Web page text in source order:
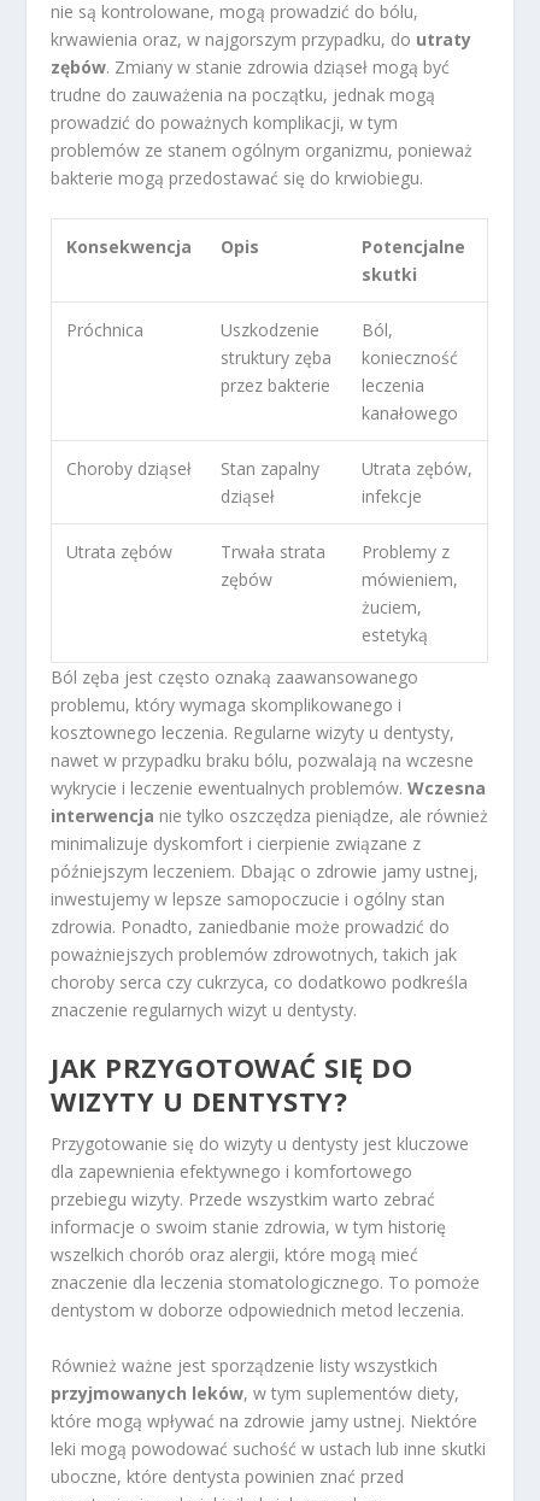
nie są kontrolowane, mogą prowadzić do bólu,
krwawienia oraz, w najgorszym przypadku, do utraty
zębów. Zmiany w stanie zdrowia dziąseł mogą być
trudne do zauważenia na początku, jednak mogą
prowadzić do poważnych komplikacji, w tym
problemów ze stanem ogólnym organizmu, ponieważ
bakterie mogą przedostawać się do krwiobiegu.
Konsekwencja Opis
Potencjalne
skutki
Próchnica
Uszkodzenie
struktury zęba
przez bakterie
Ból,
konieczność
leczenia
kanałowego
Choroby dziąseł
Stan zapalny
dziąseł
Utrata zębów,
infekcje
Utrata zębów
Trwała strata
zębów
Problemy z
mówieniem,
żuciem,
estetyką
Ból zęba jest często oznaką zaawansowanego
problemu, który wymaga skomplikowanego i
kosztownego leczenia. Regularne wizyty u dentysty,
nawet w przypadku braku bólu, pozwalają na wczesne
wykrycie i leczenie ewentualnych problemów.Wczesna
interwencja nie tylko oszczędza pieniądze, ale również
minimalizuje dyskomfort i cierpienie związane z
późniejszym leczeniem. Dbając o zdrowie jamy ustnej,
inwestujemy w lepsze samopoczucie i ogólny stan
zdrowia. Ponadto, zaniedbanie może prowadzić do
poważniejszych problemów zdrowotnych, takich jak
choroby serca czy cukrzyca, co dodatkowo podkreśla
znaczenie regularnych wizyt u dentysty.
JAK PRZYGOTOWAĆ SIĘ DO
WIZYTY U DENTYSTY?
Przygotowanie się do wizyty u dentysty jest kluczowe
dla zapewnienia efektywnego i komfortowego
przebiegu wizyty. Przede wszystkim warto zebrać
informacje o swoim stanie zdrowia, w tym historię
wszelkich chorób oraz alergii, które mogą mieć
znaczenie dla leczenia stomatologicznego. To pomoże
dentystom w doborze odpowiednich metod leczenia.
Również ważne jest sporządzenie listy wszystkich
przyjmowanych leków, w tym suplementów diety,
które mogą wpływać na zdrowie jamy ustnej. Niektóre
leki mogą powodować suchość w ustach lub inne skutki
uboczne, które dentysta powinien znać przed